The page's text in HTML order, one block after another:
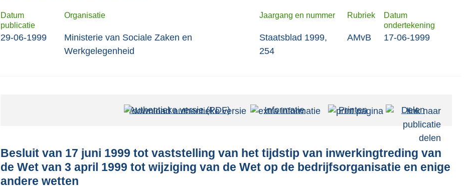
Datum
publicatie
Organisatie Jaargang en nummer Rubriek
Datum
ondertekening
29-06-1999
Ministerie van Sociale Zaken en
Werkgelegenheid
Staatsblad 1999,
254
AMvB 17-06-1999
Authentieke versie (PDF)b
t
a
Informatie Printen Delen
Besluit van 17 juni 1999 tot vaststelling van het tijdstip van inwerkingtreding van
de Wet van 3 april 1999 tot wijziging van de Wet op de bedrijfsorganisatie en enige
andere wetten